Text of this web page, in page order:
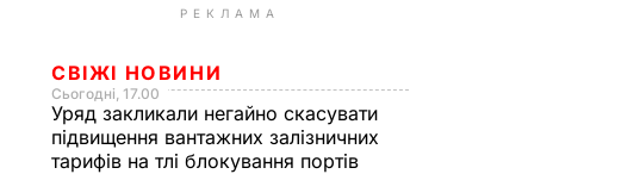
РЕКЛАМА
СВІЖІ НОВИНИ
Сьогодні, 17.00
Уряд закликали негайно скасувати
підвищення вантажних залізничних
тарифів на тлі блокування портів